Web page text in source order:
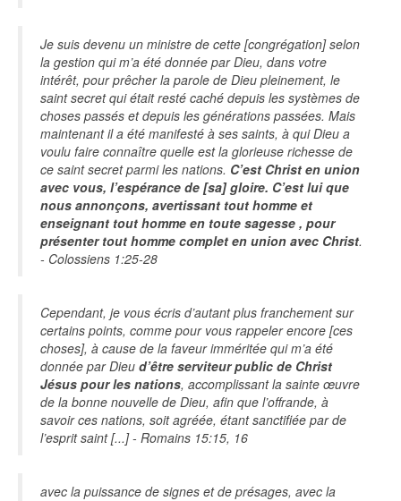
Je suis devenu un ministre de cette [congrégation] selon
la gestion qui m’a été donnée par Dieu, dans votre
intérêt, pour prêcher la parole de Dieu pleinement, le
saint secret qui était resté caché depuis les systèmes de
choses passés et depuis les générations passées. Mais
maintenant il a été manifesté à ses saints, à qui Dieu a
voulu faire connaître quelle est la glorieuse richesse de
ce saint secret parmi les nations. C’est Christ en union
avec vous, l’espérance de [sa] gloire. C’est lui que
nous annonçons, avertissant tout homme et
enseignant tout homme en toute sagesse , pour
présenter tout homme complet en union avec Christ.
- Colossiens 1:25-28
Cependant, je vous écris d’autant plus franchement sur
certains points, comme pour vous rappeler encore [ces
choses], à cause de la faveur imméritée qui m’a été
donnée par Dieu d’être serviteur public de Christ
Jésus pour les nations, accomplissant la sainte œuvre
de la bonne nouvelle de Dieu, afin que l’offrande, à
savoir ces nations, soit agréée, étant sanctifiée par de
l’esprit saint [...] - Romains 15:15, 16
avec la puissance de signes et de présages, avec la